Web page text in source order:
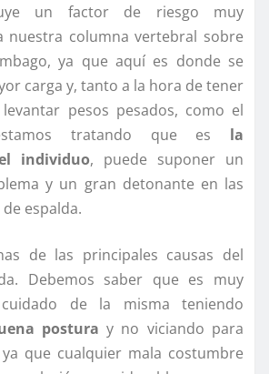
un factor de riesgo muy
nuestra columna vertebral sobre
ya que aquí es donde se
carga y, tanto a la hora de tener
pesos pesados, como el
tratando que es la
individuo, puede suponer un
y un gran detonante en las
espalda.
de las principales causas del
Debemos saber que es muy
de la misma teniendo
postura y no viciando para
que cualquier mala costumbre